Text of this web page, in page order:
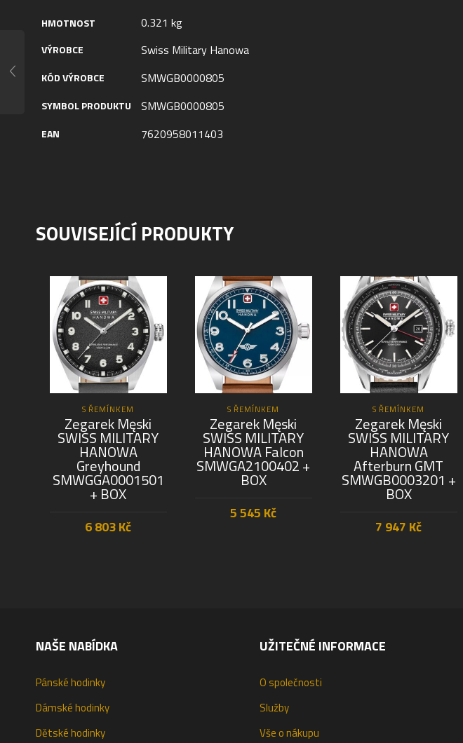
HMOTNOST 0.321 kg
VÝROBCE Swiss Military Hanowa
KÓD VÝROBCE SMWGB0000805
SYMBOL PRODUKTU SMWGB0000805
EAN 7620958011403
SOUVISEJÍCÍ PRODUKTY
S ŘEMÍNKEM
Zegarek Męski
SWISS MILITARY
HANOWA
Greyhound
SMWGGA0001501
+ BOX
6 803Kč
S ŘEMÍNKEM
Zegarek Męski
SWISS MILITARY
HANOWA Falcon
SMWGA2100402 +
BOX
5 545 Kč
S ŘEMÍNKEM
Zegarek Męski
SWISS MILITARY
HANOWA
Afterburn GMT
SMWGB0003201 +
BOX
7 947 Kč
NAŠE NABÍDKA
Pánské hodinky
Dámské hodinky
Dětské hodinky
UŽITEČNÉ INFORMACE
O společnosti
Služby
Vše o nákupu